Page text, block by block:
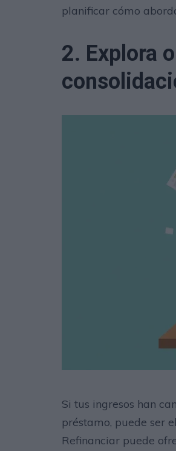
planificar cómo
2. Explora
Si tus ingresos han
préstamo, puede ser
Refinanciar puede